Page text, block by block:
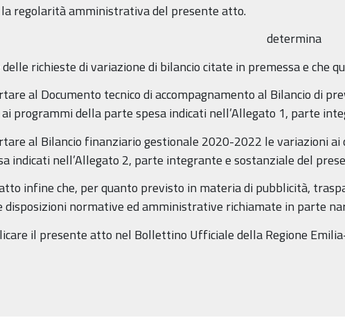
regolarità amministrativa del presente atto.
determina
richieste di variazione di bilancio citate in premessa e che
al Documento tecnico di accompagnamento al Bilancio di
programmi della parte spesa indicati nell’Allegato 1, parte
al Bilancio finanziario gestionale 2020-2022 le variazioni
indicati nell’Allegato 2, parte integrante e sostanziale del
infine che, per quanto previsto in materia di pubblicità,
disposizioni normative ed amministrative richiamate in parte
il presente atto nel Bollettino Ufficiale della Regione